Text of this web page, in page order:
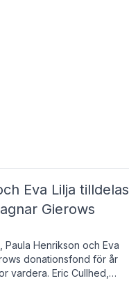
Eva Lilja tilldelas
Gierows
Paula Henrikson och Eva
donationsfond för år
vardera. Eric Cullhed,